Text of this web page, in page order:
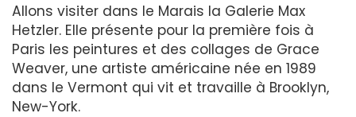
Allons visiter dans le Marais la Galerie Max
Hetzler. Elle présente pour la première fois à
Paris les peintures et des collages de Grace
Weaver, une artiste américaine née en 1989
dans le Vermont qui vit et travaille à Brooklyn,
New-York.